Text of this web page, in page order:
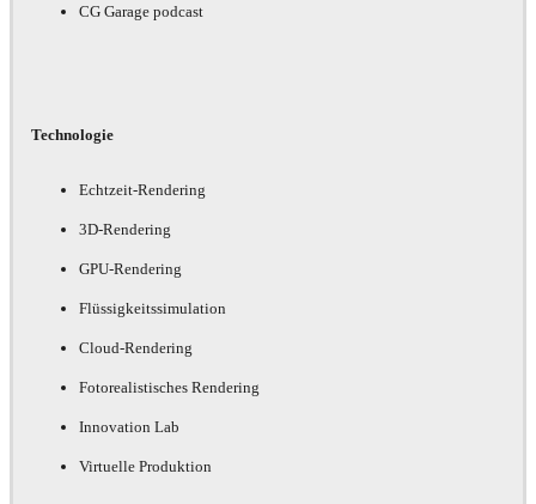
CG Garage podcast
Technologie
Echtzeit-Rendering
3D-Rendering
GPU-Rendering
Flüssigkeitssimulation
Cloud-Rendering
Fotorealistisches Rendering
Innovation Lab
Virtuelle Produktion